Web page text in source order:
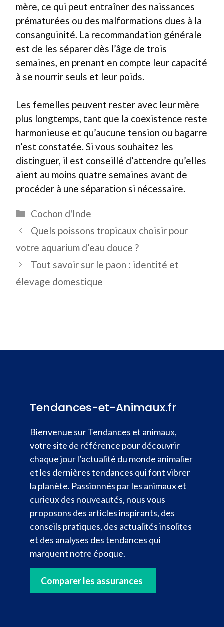
mère, ce qui peut entraîner des naissances
prématurées ou des malformations dues à la
consanguinité. La recommandation générale
est de les séparer dès l’âge de trois
semaines, en prenant en compte leur capacité
à se nourrir seuls et leur poids.
Les femelles peuvent rester avec leur mère
plus longtemps, tant que la coexistence reste
harmonieuse et qu’aucune tension ou bagarre
n’est constatée. Si vous souhaitez les
distinguer, il est conseillé d’attendre qu’elles
aient au moins quatre semaines avant de
procéder à une séparation si nécessaire.
Catégories
Cochon d'Inde
Quels poissons tropicaux choisir pour
votre aquarium d’eau douce ?
Tout savoir sur le paon : identité et
élevage domestique
Tendances-et-Animaux.fr
Bienvenue sur Tendances et animaux,
votre site de référence pour découvrir
chaque jour l’actualité du monde animalier
et les dernières tendances qui font vibrer
la planète. Passionnés par les animaux et
curieux des nouveautés, nous vous
proposons des articles inspirants, des
conseils pratiques, des actualités insolites
et des analyses des tendances qui
marquent notre époque.
Comparer les assurances